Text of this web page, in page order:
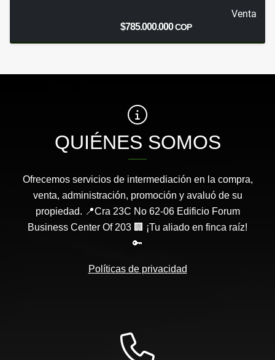
Venta
$785.000.000COP
QUIÉNES SOMOS
Ofrecemos servicios de intermediación en la compra,
venta, administración, promoción y avaluó de su
propiedad. 📍Cra 23C No 62-06 Edificio Forum
Business Center Of 203 🏢 ¡Tu aliado en finca raíz!
🔑
Políticas de privacidad